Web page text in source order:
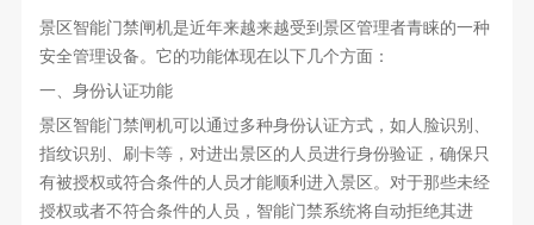
景区智能门禁闸机是近年来越来越受到景区管理者青睐的一种
安全管理设备。它的功能体现在以下几个方面：
一、身份认证功能
景区智能门禁闸机可以通过多种身份认证方式，如人脸识别、
指纹识别、刷卡等，对进出景区的人员进行身份验证，确保只
有被授权或符合条件的人员才能顺利进入景区。对于那些未经
授权或者不符合条件的人员，智能门禁系统将自动拒绝其进